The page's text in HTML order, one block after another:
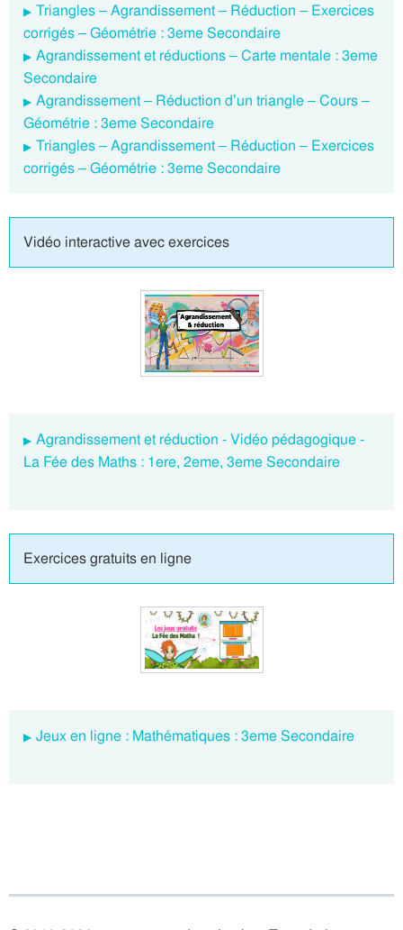
Triangles – Agrandissement – Réduction – Exercices
corrigés – Géométrie : 3eme Secondaire
Agrandissement et réductions – Carte mentale : 3eme
Secondaire
Agrandissement – Réduction d’un triangle – Cours –
Géométrie : 3eme Secondaire
Triangles – Agrandissement – Réduction – Exercices
corrigés – Géométrie : 3eme Secondaire
Vidéo interactive avec exercices
Agrandissement et réduction - Vidéo pédagogique -
La Fée des Maths : 1ere, 2eme, 3eme Secondaire
Exercices gratuits en ligne
Jeux en ligne : Mathématiques : 3eme Secondaire